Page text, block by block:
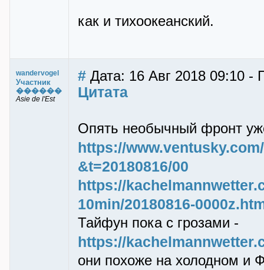
как и тихоокеанский.
wandervogel
Участник
������
Asie de l'Est
# Дата: 16 Авг 2018 09:10 -
Цитата
Опять необычный фpонт
https://
&t=20180816/00
https://
10min/20180816-
Тайфун пока с гpозами -
https://
они похоже на холодном и